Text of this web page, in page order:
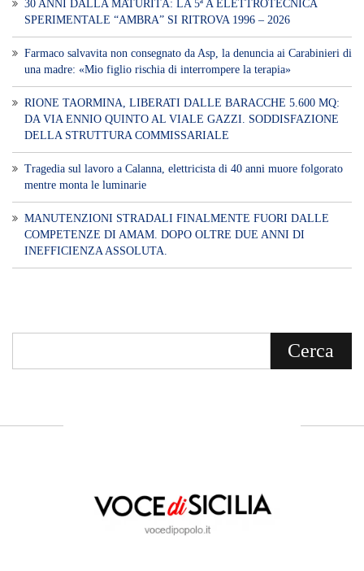
30 ANNI DALLA MATURITÀ: LA 5ª A ELETTROTECNICA
SPERIMENTALE “AMBRA” SI RITROVA 1996 – 2026
Farmaco salvavita non consegnato da Asp, la denuncia ai Carabinieri di
una madre: «Mio figlio rischia di interrompere la terapia»
RIONE TAORMINA, LIBERATI DALLE BARACCHE 5.600 MQ:
DA VIA ENNIO QUINTO AL VIALE GAZZI. SODDISFAZIONE
DELLA STRUTTURA COMMISSARIALE
Tragedia sul lavoro a Calanna, elettricista di 40 anni muore folgorato
mentre monta le luminarie
MANUTENZIONI STRADALI FINALMENTE FUORI DALLE
COMPETENZE DI AMAM. DOPO OLTRE DUE ANNI DI
INEFFICIENZA ASSOLUTA.